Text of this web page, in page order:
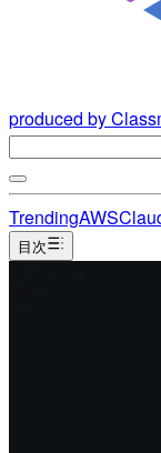
produced by
TrendingAWS
目次